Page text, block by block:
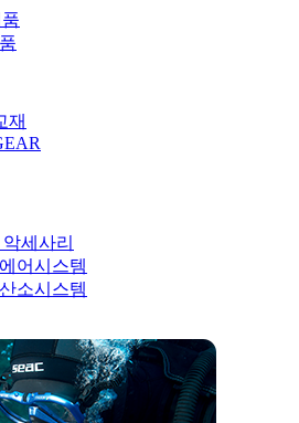
재
세사리
어시스템
소시스템